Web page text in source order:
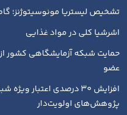
تشخیص لیستریا مونوسیتوژنز؛
اشرشیا کلی در مواد غذایی
حمایت شبکه آزمایشگاهی کشور
عضو
افزایش ۳۰ درصدی اعتبار
پژوهش‌های اولویت‌دار